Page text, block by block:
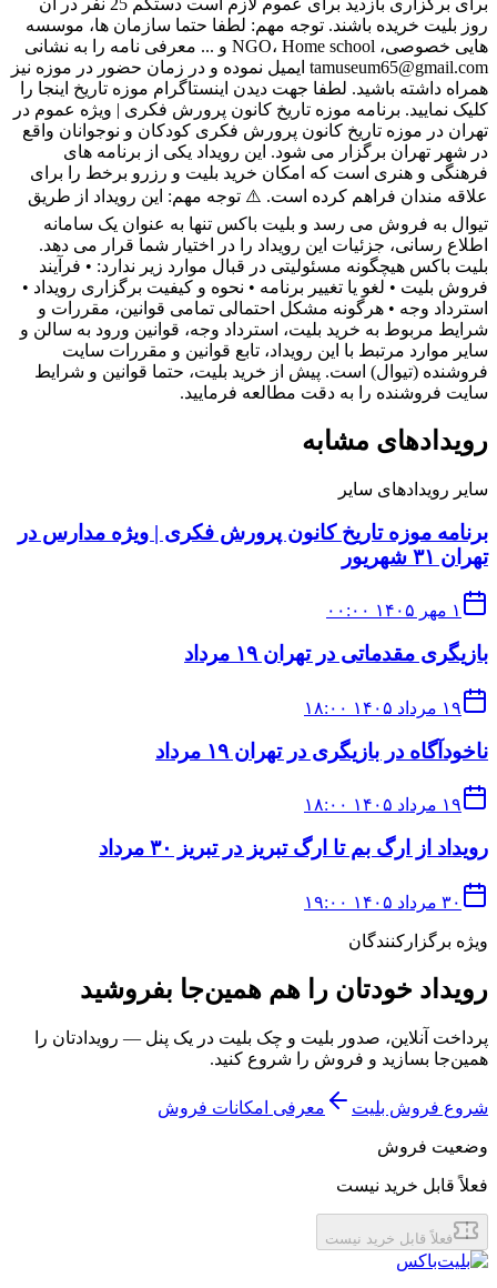
برای برگزاری بازدید برای عموم لازم است دستکم 25 نفر در آن
روز بلیت خریده باشند. توجه مهم: لطفا حتما سازمان ها، موسسه
هایی خصوصی، NGO، Home school و ... معرفی نامه را به نشانی
tamuseum65@gmail.com ایمیل نموده و در زمان حضور در موزه نیز
همراه داشته باشید. لطفا جهت دیدن اینستاگرام موزه تاریخ اینجا را
کلیک نمایید. برنامه موزه تاریخ کانون پرورش فکری | ویژه عموم در
تهران در موزه تاریخ کانون پرورش فکری کودکان و نوجوانان واقع
در شهر تهران برگزار می شود. این رویداد یکی از برنامه های
فرهنگی و هنری است که امکان خرید بلیت و رزرو برخط را برای
علاقه مندان فراهم کرده است. ⚠️ توجه مهم: این رویداد از طریق
تیوال به فروش می رسد و بلیت باکس تنها به عنوان یک سامانه
اطلاع رسانی، جزئیات این رویداد را در اختیار شما قرار می دهد.
بلیت باکس هیچگونه مسئولیتی در قبال موارد زیر ندارد: • فرآیند
فروش بلیت • لغو یا تغییر برنامه • نحوه و کیفیت برگزاری رویداد •
استرداد وجه • هرگونه مشکل احتمالی تمامی قوانین، مقررات و
شرایط مربوط به خرید بلیت، استرداد وجه، قوانین ورود به سالن و
سایر موارد مرتبط با این رویداد، تابع قوانین و مقررات سایت
فروشنده (تیوال) است. پیش از خرید بلیت، حتما قوانین و شرایط
سایت فروشنده را به دقت مطالعه فرمایید.
رویدادهای مشابه
سایر رویدادهای سایر
برنامه موزه تاریخ کانون پرورش فکری | ویژه مدارس در
تهران ۳۱ شهریور
۱ مهر ۱۴۰۵ ۰۰:۰۰
بازیگری مقدماتی در تهران ۱۹ مرداد
۱۹ مرداد ۱۴۰۵ ۱۸:۰۰
ناخودآگاه در بازیگری در تهران ۱۹ مرداد
۱۹ مرداد ۱۴۰۵ ۱۸:۰۰
رویداد از ارگ بم تا ارگ تبریز در تبریز ۳۰ مرداد
۳۰ مرداد ۱۴۰۵ ۱۹:۰۰
ویژه برگزارکنندگان
رویداد خودتان را هم همین‌جا بفروشید
پرداخت آنلاین، صدور بلیت و چک بلیت در یک پنل — رویدادتان را
همین‌جا بسازید و فروش را شروع کنید.
شروع فروش بلیت معرفی امکانات فروش
وضعیت فروش
فعلاً قابل خرید نیست
فعلاً قابل خرید نیست